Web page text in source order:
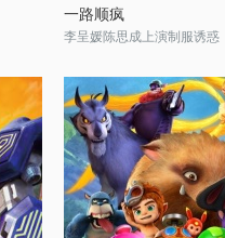
一路顺疯
李呈媛陈思成上演制服诱惑